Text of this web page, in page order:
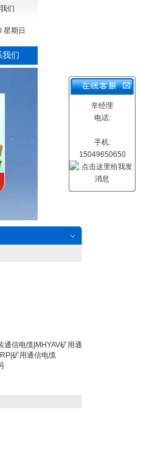
们
星期日
我们
信电缆|MHYAV矿用通
矿用通信电缆
辛经理
电话:
手机:
15049650650